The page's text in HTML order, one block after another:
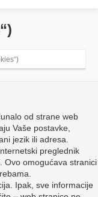
od strane web
Vaše postavke,
jezik ili adresa.
preglednik
Ovo omogućava stranici
Ipak, sve informacije